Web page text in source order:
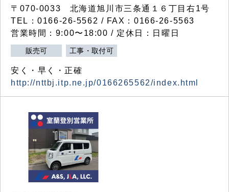
〒070-0033 北海道旭川市三条通１６丁目右1号
TEL：0166-26-5562 / FAX：0166-26-5563
営業時間：9:00〜18:00 / 定休日：日曜日
販売可 工事・取付可
安く・早く・正確
http://nttbj.itp.ne.jp/0166265562/index.html